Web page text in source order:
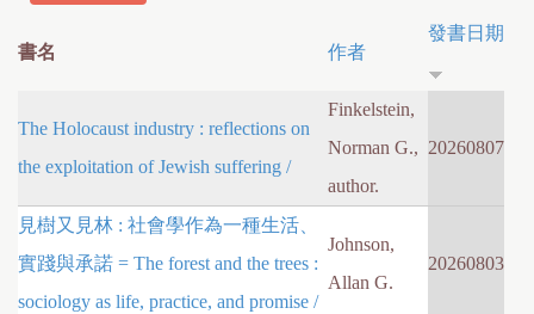
書名 作者
發書日期
The Holocaust industry : reflections on
the exploitation of Jewish suffering /
Finkelstein,
Norman G.,
author.
20260807
見樹又見林 : 社會學作為一種生活、
實踐與承諾 = The forest and the trees :
sociology as life, practice, and promise /
Johnson,
Allan G.
20260803